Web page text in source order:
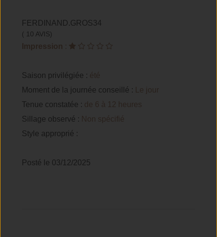
FERDINAND.GROS34
( 10 AVIS)
Impression :
Saison privilégiée : été
Moment de la journée conseillé :
Le jour
Tenue constatée : de 6 à 12 heures
Sillage observé : Non spécifié
Style approprié :
Posté le 03/12/2025